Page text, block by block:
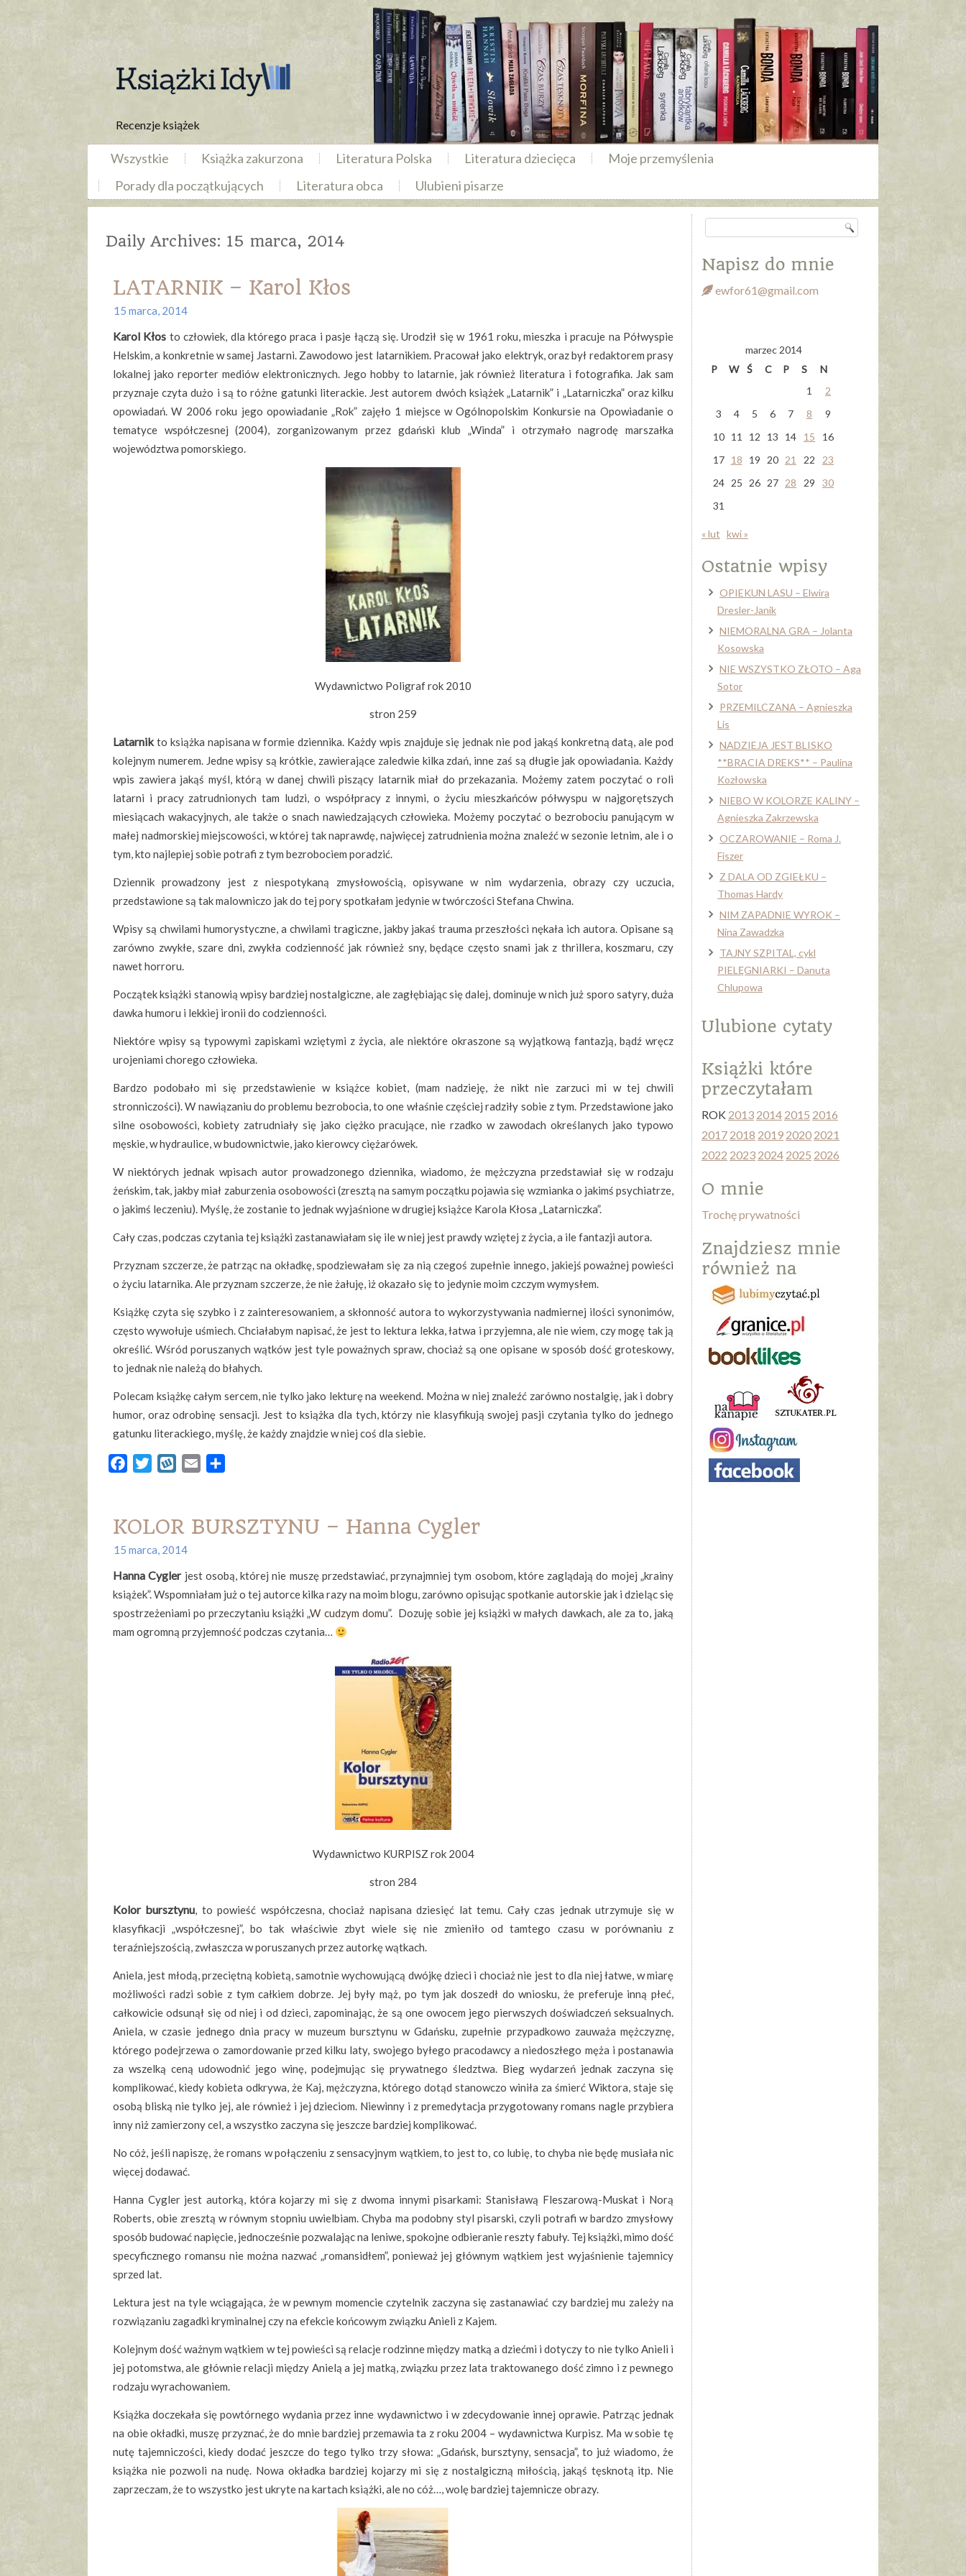
Recenzje książek
Wszystkie Książka zakurzona Literatura Polska Literatura dziecięca
Moje przemyślenia
Porady dla początkujących
Literatura obca Ulubieni pisarze
Daily Archives: 15 marca, 2014
LATARNIK – Karol Kłos
15 marca, 2014
Karol Kłos to człowiek, dla którego praca i pasje łączą się. Urodził się w 1961 roku, mieszka i pracuje na Półwyspie
Helskim, a konkretnie w samej Jastarni. Zawodowo jest latarnikiem. Pracował jako elektryk, oraz był redaktorem prasy
lokalnej jako reporter mediów elektronicznych. Jego hobby to latarnie, jak również literatura i fotografika. Jak sam
przyznaje czyta dużo i są to różne gatunki literackie. Jest autorem dwóch książek „Latarnik” i „Latarniczka” oraz kilku
opowiadań. W 2006 roku jego opowiadanie „Rok” zajęło 1 miejsce w Ogólnopolskim Konkursie na Opowiadanie o
tematyce współczesnej (2004), zorganizowanym przez gdański klub „Winda” i otrzymało nagrodę marszałka
województwa pomorskiego.
Wydawnictwo Poligraf rok 2010
stron 259
Latarnikto książka napisana w formie dziennika. Każdy wpis znajduje się jednak nie pod jakąś konkretną datą, ale pod
kolejnym numerem. Jedne wpisy są krótkie, zawierające zaledwie kilka zdań, inne zaś są długie jak opowiadania. Każdy
wpis zawiera jakąś myśl, którą w danej chwili piszący latarnik miał do przekazania. Możemy zatem poczytać o roli
latarni i pracy zatrudnionych tam ludzi, o współpracy z innymi, o życiu mieszkańców półwyspu w najgorętszych
miesiącach wakacyjnych, ale także o snach nawiedzających człowieka. Możemy poczytać o bezrobociu panującym w
małej nadmorskiej miejscowości, w której tak naprawdę, najwięcej zatrudnienia można znaleźć w sezonie letnim, ale i o
tym, kto najlepiej sobie potrafi z tym bezrobociem poradzić.
Dziennik prowadzony jest z niespotykaną zmysłowością, opisywane w nim wydarzenia, obrazy czy uczucia,
przedstawione są tak malowniczo jak do tej pory spotkałam jedynie w twórczości Stefana Chwina.
Wpisy są chwilami humorystyczne, a chwilami tragiczne, jakby jakaś trauma przeszłości nękała ich autora. Opisane są
zarówno zwykłe, szare dni, zwykła codzienność jak również sny, będące często snami jak z thrillera, koszmaru, czy
nawet horroru.
Początek książki stanowią wpisy bardziej nostalgiczne, ale zagłębiając się dalej, dominuje w nich już sporo satyry, duża
dawka humoru i lekkiej ironii do codzienności.
Niektóre wpisy są typowymi zapiskami wziętymi z życia, ale niektóre okraszone są wyjątkową fantazją, bądź wręcz
urojeniami chorego człowieka.
Bardzo podobało mi się przedstawienie w książce kobiet, (mam nadzieję, że nikt nie zarzuci mi w tej chwili
stronniczości). W nawiązaniu do problemu bezrobocia, to one właśnie częściej radziły sobie z tym. Przedstawione jako
silne osobowości, kobiety zatrudniały się jako ciężko pracujące, nie rzadko w zawodach określanych jako typowo
męskie, w hydraulice, w budownictwie, jako kierowcy ciężarówek.
W niektórych jednak wpisach autor prowadzonego dziennika, wiadomo, że mężczyzna przedstawiał się w rodzaju
żeńskim, tak, jakby miał zaburzenia osobowości (zresztą na samym początku pojawia się wzmianka o jakimś psychiatrze,
o jakimś leczeniu). Myślę, że zostanie to jednak wyjaśnione w drugiej książce Karola Kłosa „Latarniczka”.
Cały czas, podczas czytania tej książki zastanawiałam się ile w niej jest prawdy wziętej z życia, a ile fantazji autora.
Przyznam szczerze, że patrząc na okładkę, spodziewałam się za nią czegoś zupełnie innego, jakiejś poważnej powieści
o życiu latarnika. Ale przyznam szczerze, że nie żałuję, iż okazało się to jedynie moim czczym wymysłem.
Książkę czyta się szybko i z zainteresowaniem, a skłonność autora to wykorzystywania nadmiernej ilości synonimów,
często wywołuje uśmiech. Chciałabym napisać, że jest to lektura lekka, łatwa i przyjemna, ale nie wiem, czy mogę tak ją
określić. Wśród poruszanych wątków jest tyle poważnych spraw, chociaż są one opisane w sposób dość groteskowy,
to jednak nie należą do błahych.
Polecam książkę całym sercem, nie tylko jako lekturę na weekend. Można w niej znaleźć zarówno nostalgię, jak i dobry
humor, oraz odrobinę sensacji. Jest to książka dla tych, którzy nie klasyfikują swojej pasji czytania tylko do jednego
gatunku literackiego, myślę, że każdy znajdzie w niej coś dla siebie.
FacebookTwitterWykopEmail
KOLOR BURSZTYNU – Hanna Cygler
15 marca, 2014
Hanna Cyglerjest osobą, której nie muszę przedstawiać, przynajmniej tym osobom, które zaglądają do mojej „krainy
książek”. Wspomniałam już o tej autorce kilka razy na moim blogu, zarówno opisującspotkanie autorskie jak i dzieląc się
spostrzeżeniami po przeczytaniu książki „W cudzym domu”. Dozuję sobie jej książki w małych dawkach, ale za to, jaką
mam ogromną przyjemność podczas czytania…
Wydawnictwo KURPISZ rok 2004
stron 284
Kolor bursztynu, to powieść współczesna, chociaż napisana dziesięć lat temu. Cały czas jednak utrzymuje się w
klasyfikacji „współczesnej”, bo tak właściwie zbyt wiele się nie zmieniło od tamtego czasu w porównaniu z
teraźniejszością, zwłaszcza w poruszanych przez autorkę wątkach.
Aniela, jest młodą, przeciętną kobietą, samotnie wychowującą dwójkę dzieci i chociaż nie jest to dla niej łatwe, w miarę
możliwości radzi sobie z tym całkiem dobrze. Jej były mąż, po tym jak doszedł do wniosku, że preferuje inną płeć,
całkowicie odsunął się od niej i od dzieci, zapominając, że są one owocem jego pierwszych doświadczeń seksualnych.
Aniela, w czasie jednego dnia pracy w muzeum bursztynu w Gdańsku, zupełnie przypadkowo zauważa mężczyznę,
którego podejrzewa o zamordowanie przed kilku laty, swojego byłego pracodawcy a niedoszłego męża i postanawia
za wszelką ceną udowodnić jego winę, podejmując się prywatnego śledztwa. Bieg wydarzeń jednak zaczyna się
komplikować, kiedy kobieta odkrywa, że Kaj, mężczyzna, którego dotąd stanowczo winiła za śmierć Wiktora, staje się
osobą bliską nie tylko jej, ale również i jej dzieciom. Niewinny i z premedytacja przygotowany romans nagle przybiera
inny niż zamierzony cel, a wszystko zaczyna się jeszcze bardziej komplikować.
No cóż, jeśli napiszę, że romans w połączeniu z sensacyjnym wątkiem, to jest to, co lubię, to chyba nie będę musiała nic
więcej dodawać.
Hanna Cygler jest autorką, która kojarzy mi się z dwoma innymi pisarkami: Stanisławą Fleszarową-Muskat i Norą
Roberts, obie zresztą w równym stopniu uwielbiam. Chyba ma podobny styl pisarski, czyli potrafi w bardzo zmysłowy
sposób budować napięcie, jednocześnie pozwalając na leniwe, spokojne odbieranie reszty fabuły. Tej książki, mimo dość
specyficznego romansu nie można nazwać „romansidłem”, ponieważ jej głównym wątkiem jest wyjaśnienie tajemnicy
sprzed lat.
Lektura jest na tyle wciągająca, że w pewnym momencie czytelnik zaczyna się zastanawiać czy bardziej mu zależy na
rozwiązaniu zagadki kryminalnej czy na efekcie końcowym związku Anieli z Kajem.
Kolejnym dość ważnym wątkiem w tej powieści są relacje rodzinne między matką a dziećmi i dotyczy to nie tylko Anieli i
jej potomstwa, ale głównie relacji między Anielą a jej matką, związku przez lata traktowanego dość zimno i z pewnego
rodzaju wyrachowaniem.
Książka doczekała się powtórnego wydania przez inne wydawnictwo i w zdecydowanie innej oprawie. Patrząc jednak
na obie okładki, muszę przyznać, że do mnie bardziej przemawia ta z roku 2004 – wydawnictwa Kurpisz. Ma w sobie tę
nutę tajemniczości, kiedy dodać jeszcze do tego tylko trzy słowa: „Gdańsk, bursztyny, sensacja”, to już wiadomo, że
książka nie pozwoli na nudę. Nowa okładka bardziej kojarzy mi się z nostalgiczną miłością, jakąś tęsknotą itp. Nie
zaprzeczam, że to wszystko jest ukryte na kartach książki, ale no cóż…, wolę bardziej tajemnicze obrazy.
Napisz do mnie
ewfor61@gmail.com
marzec 2014
P
W Ś C P S
N
1
2
3
4 5 6 7 8
9
10
11 12 13 14 15
16
17
18 19 20 21 22
23
24
25 26 27 28 29
30
31
« lut kwi »
Ostatnie wpisy
OPIEKUN LASU – Elwira
Dresler-Janik
NIEMORALNA GRA – Jolanta
Kosowska
NIE WSZYSTKO ZŁOTO – Aga
Sotor
PRZEMILCZANA – Agnieszka
Lis
NADZIEJA JEST BLISKO
**BRACIA DREKS** – Paulina
Kozłowska
NIEBO W KOLORZE KALINY –
Agnieszka Zakrzewska
OCZAROWANIE – Roma J.
Fiszer
Z DALA OD ZGIEŁKU –
Thomas Hardy
NIM ZAPADNIE WYROK –
Nina Zawadzka
TAJNY SZPITAL, cykl
PIELĘGNIARKI – Danuta
Chlupowa
Ulubione cytaty
Książki które
przeczytałam
ROK 2013 2014 2015 2016
2017 2018 2019 2020 2021
2022 2023 2024 2025 2026
O mnie
Trochę prywatności
Znajdziesz mnie
również na